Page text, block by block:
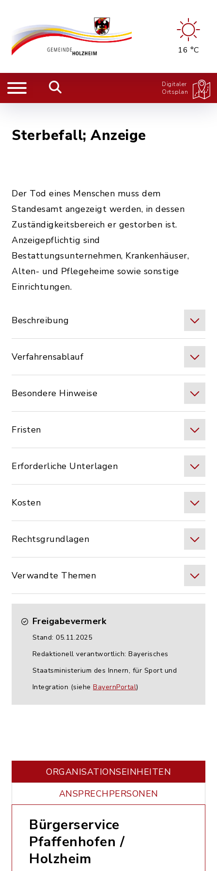
16 °C
Digitaler
Ortsplan
Sterbefall; Anzeige
Der Tod eines Menschen muss dem
Standesamt angezeigt werden, in dessen
Zuständigkeitsbereich er gestorben ist.
Anzeigepflichtig sind
Bestattungsunternehmen, Krankenhäuser,
Alten- und Pflegeheime sowie sonstige
Einrichtungen.
Beschreibung
Verfahrensablauf
Besondere Hinweise
Fristen
Erforderliche Unterlagen
Kosten
Rechtsgrundlagen
Verwandte Themen
Freigabevermerk
Stand: 05.11.2025
Redaktionell verantwortlich: Bayerisches
Staatsministerium des Innern, für Sport und
Integration (siehe BayernPortal)
ORGANISATIONS­EINHEITEN
ANSPRECHPERSONEN
Bürgerservice
Pfaffenhofen /
Holzheim